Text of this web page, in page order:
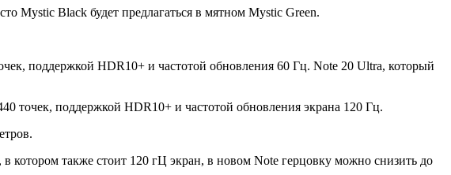
Mystic Black будет предлагаться в мятном Mystic Green.
поддержкой HDR10+ и частотой обновления 60 Гц. Note 20 Ultra, который
поддержкой HDR10+ и частотой обновления экрана 120 Гц.
котором также стоит 120 гЦ экран, в новом Note герцовку можно снизить до